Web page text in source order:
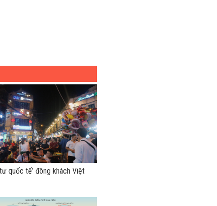
quốc tế’ đông khách Việt